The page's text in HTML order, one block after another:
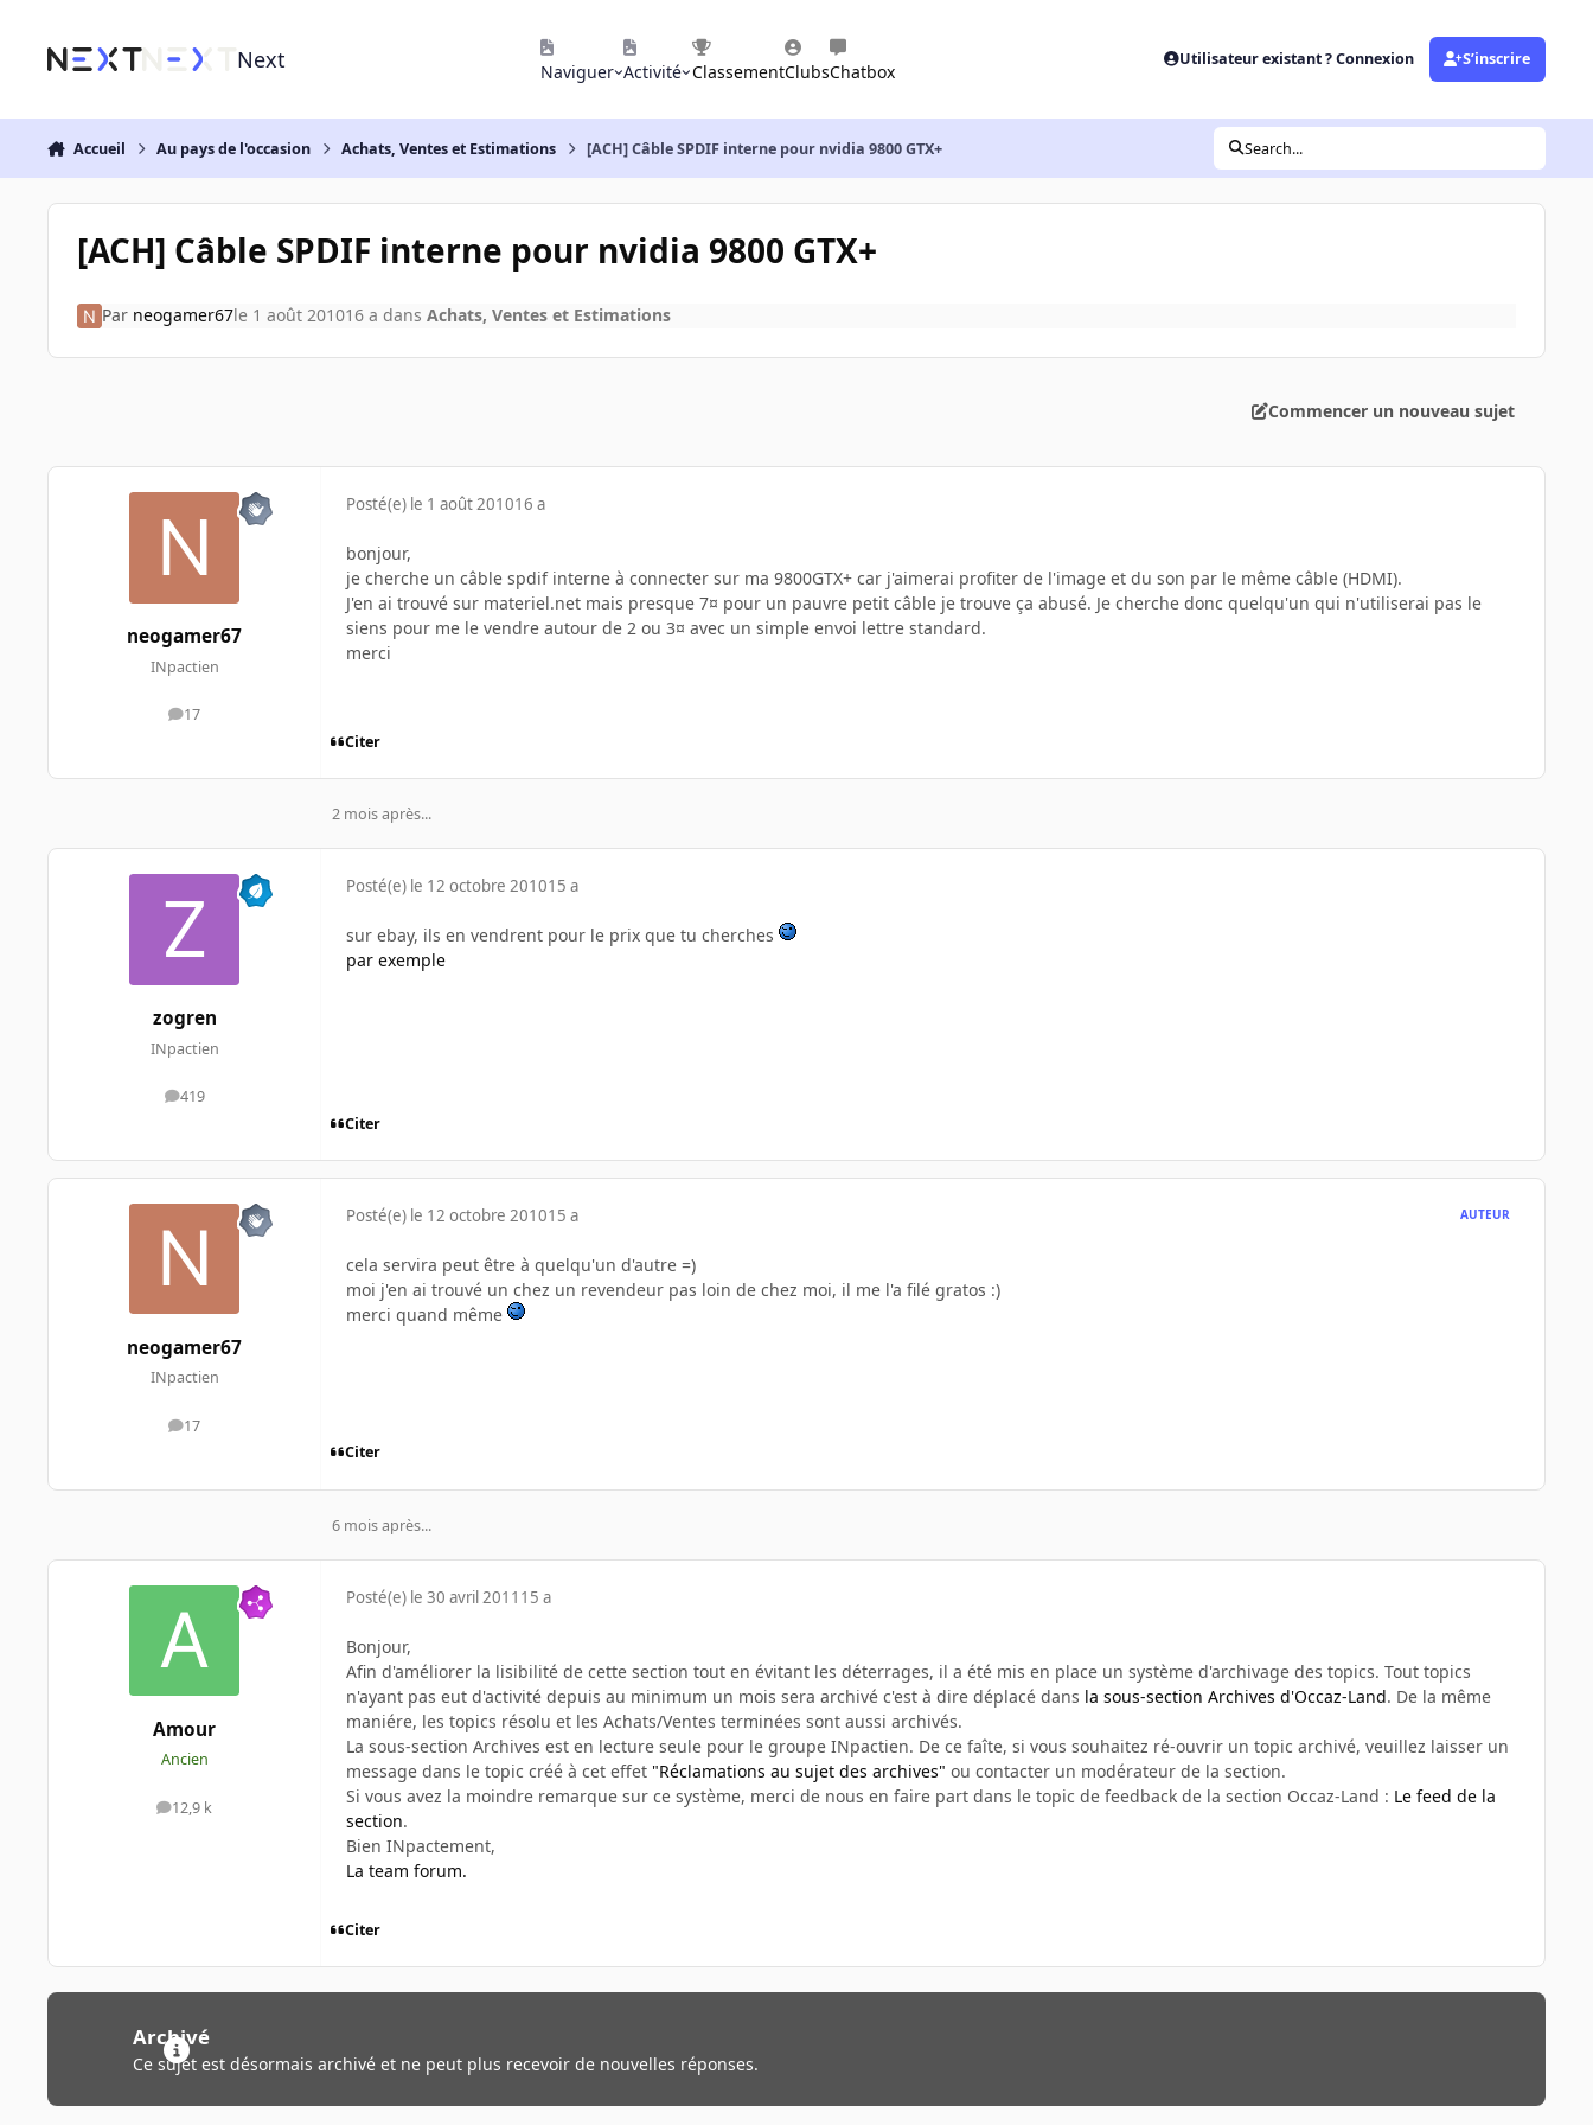
Next Naviguer Activité ClassementClubsChatbox
Utilisateur existant ? Connexion S’inscrire
Accueil Au pays de l'occasion Achats, Ventes et Estimations [ACH] Câble SPDIF interne pour nvidia 9800 GTX+ Search...
[ACH] Câble SPDIF interne pour nvidia 9800 GTX+
Par neogamer67le 1 août 201016 a dans Achats, Ventes et Estimations
Commencer un nouveau sujet
neogamer67
INpactien
17
messages
Posté(e) le 1 août 201016 a
bonjour,
je cherche un câble spdif interne à connecter sur ma 9800GTX+ car j'aimerai profiter de l'image et du son par le même câble (HDMI).
J'en ai trouvé sur materiel.net mais presque 7¤ pour un pauvre petit câble je trouve ça abusé. Je cherche donc quelqu'un qui n'utiliserai pas le
siens pour me le vendre autour de 2 ou 3¤ avec un simple envoi lettre standard.
merci
Citer
2 mois après...
zogren
INpactien
419
messages
Posté(e) le 12 octobre 201015 a
sur ebay, ils en vendrent pour le prix que tu cherches
par exemple
Citer
neogamer67
INpactien
17
messages
Posté(e) le 12 octobre 201015 a AUTEUR
cela servira peut être à quelqu'un d'autre =)
moi j'en ai trouvé un chez un revendeur pas loin de chez moi, il me l'a filé gratos :)
merci quand même
Citer
6 mois après...
Amour
Ancien
12,9 k
messages
Posté(e) le 30 avril 2011 15 a
Bonjour,
Afin d'améliorer la lisibilité de cette section tout en évitant les déterrages, il a été mis en place un système d'archivage des topics. Tout topics
n'ayant pas eut d'activité depuis au minimum un mois sera archivé c'est à dire déplacé dans la sous-section Archives d'Occaz-Land. De la même
maniére, les topics résolu et les Achats/Ventes terminées sont aussi archivés.
La sous-section Archives est en lecture seule pour le groupe INpactien. De ce faîte, si vous souhaitez ré-ouvrir un topic archivé, veuillez laisser un
message dans le topic créé à cet effet "Réclamations au sujet des archives" ou contacter un modérateur de la section.
Si vous avez la moindre remarque sur ce système, merci de nous en faire part dans le topic de feedback de la section Occaz-Land : Le feed de la
section.
Bien INpactement,
La team forum.
Citer
Archivé
Ce sujet est désormais archivé et ne peut plus recevoir de nouvelles réponses.